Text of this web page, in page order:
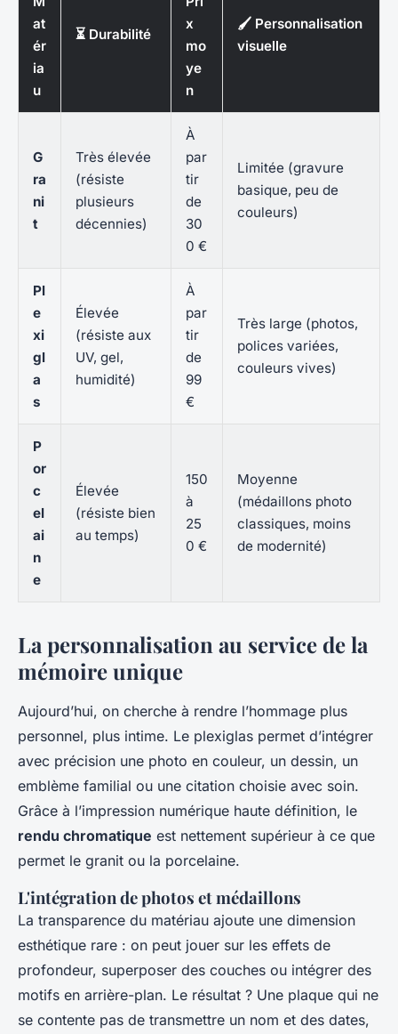
at
ér
ia
u
⏳ Durabilité
x
mo
ye
n
🖌️ Personnalisation
visuelle
G
ra
ni
t
Très élevée
(résiste
plusieurs
décennies)
À
par
tir
de
30
0 €
Limitée (gravure
basique, peu de
couleurs)
Pl
e
xi
gl
a
s
Élevée
(résiste aux
UV, gel,
humidité)
À
par
tir
de
99
€
Très large (photos,
polices variées,
couleurs vives)
P
or
c
el
ai
n
e
Élevée
(résiste bien
au temps)
150
à
25
0 €
Moyenne
(médaillons photo
classiques, moins
de modernité)
La personnalisation au service de la
mémoire unique
Aujourd’hui, on cherche à rendre l’hommage plus
personnel, plus intime. Le plexiglas permet d’intégrer
avec précision une photo en couleur, un dessin, un
emblème familial ou une citation choisie avec soin.
Grâce à l’impression numérique haute définition, le
rendu chromatique est nettement supérieur à ce que
permet le granit ou la porcelaine.
L'intégration de photos et médaillons
La transparence du matériau ajoute une dimension
esthétique rare : on peut jouer sur les effets de
profondeur, superposer des couches ou intégrer des
motifs en arrière-plan. Le résultat ? Une plaque qui ne
se contente pas de transmettre un nom et des dates,